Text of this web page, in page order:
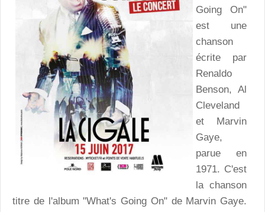
Going On"
est une
chanson
écrite par
Renaldo
Benson, Al
Cleveland
et Marvin
Gaye,
parue en
1971. C'est
la chanson
titre de l'album "What's Going On" de Marvin Gaye.